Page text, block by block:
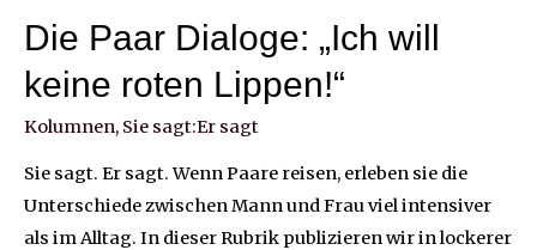
Die Paar Dialoge: „Ich will
keine roten Lippen!“
Kolumnen, Sie sagt:Er sagt
Sie sagt. Er sagt. Wenn Paare reisen, erleben sie die
Unterschiede zwischen Mann und Frau viel intensiver
als im Alltag. In dieser Rubrik publizieren wir in lockerer